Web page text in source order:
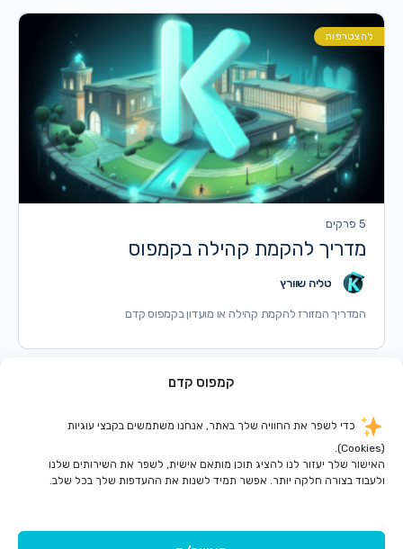
קמפוס קדם
כדי לשפר את החוויה שלך באתר, אנחנו משתמשים בקבצי עוגיות
(Cookies).
האישור שלך יעזור לנו להציג תוכן מותאם אישית, לשפר את השירותים שלנו
ולעבוד בצורה חלקה יותר. אפשר תמיד לשנות את ההעדפות שלך בכל שלב.
להצטרפות
5 פרקים
מדריך להקמת קהילה בקמפוס
טליה שוורץ
המדריך המזורז להקמת קהילה או מועדון בקמפוס קדם
תקנון ותנאי שימוש באתר
מדיניות פרטיות